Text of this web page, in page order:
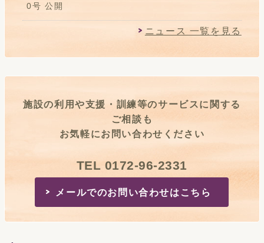
0号 公開
ニュース 一覧を見る
施設の利用や支援・訓練等のサービスに関する
ご相談も
お気軽にお問い合わせください
TEL 0172-96-2331
メールでのお問い合わせはこちら